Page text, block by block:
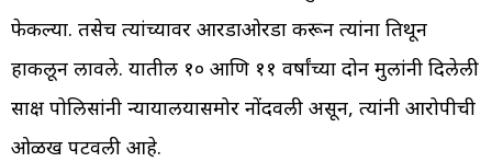
फेकल्या. तसेच त्यांच्यावर आरडाओरडा करून त्यांना तिथून
हाकलून लावले. यातील १० आणि ११ वर्षांच्या दोन मुलांनी दिलेली
साक्ष पोलिसांनी न्यायालयासमोर नोंदवली असून, त्यांनी आरोपीची
ओळख पटवली आहे.